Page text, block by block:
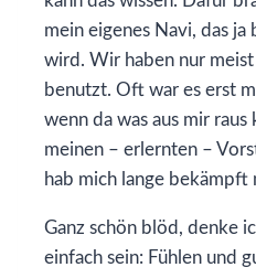
mein eigenes Navi, das
wird. Wir haben nur
benutzt. Oft war es erst
wenn da was aus mir raus
meinen – erlernten –
hab mich lange bekämpft
Ganz schön blöd, denke
einfach sein: Fühlen und